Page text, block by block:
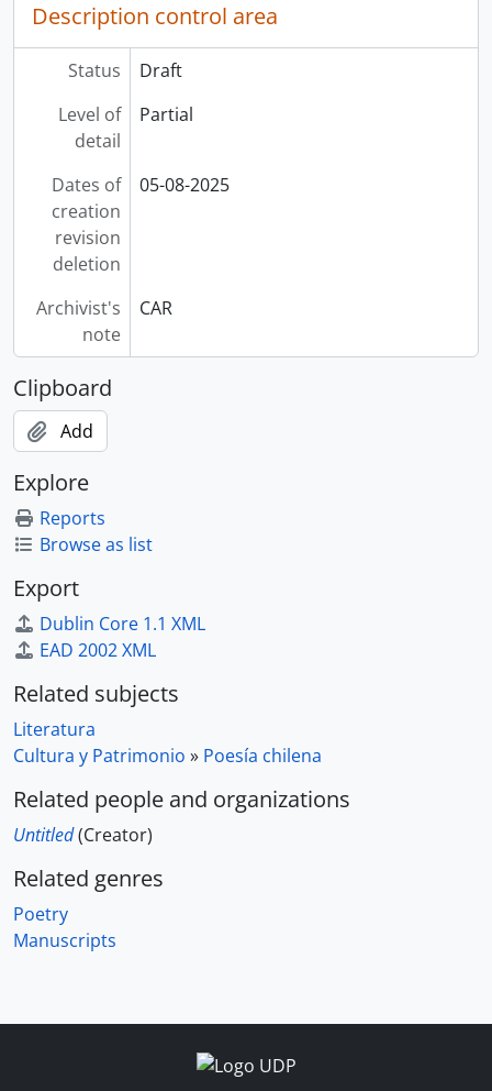
Description control area
Status
Draft
Level of
detail
Partial
Dates of
creation
revision
deletion
05-08-2025
Archivist's
note
CAR
Clipboard
Add
Explore
Reports
Browse as list
Export
Dublin Core 1.1 XML
EAD 2002 XML
Related subjects
Literatura
Cultura y Patrimonio » Poesía chilena
Related people and organizations
Untitled(Creator)
Related genres
Poetry
Manuscripts